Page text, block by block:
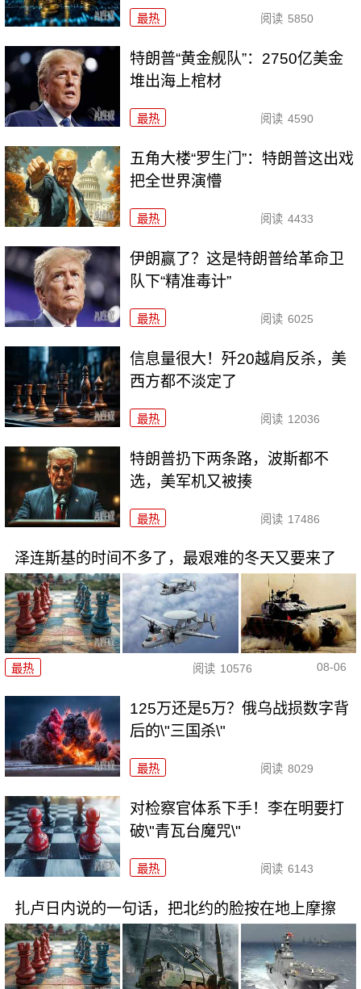
最热 阅读 5850
特朗普“黄金舰队”：2750亿美金
堆出海上棺材
最热 阅读 4590
五角大楼“罗生门”：特朗普这出戏
把全世界演懵
最热 阅读 4433
伊朗赢了？这是特朗普给革命卫
队下“精准毒计”
最热 阅读 6025
信息量很大！歼20越肩反杀，美
西方都不淡定了
最热 阅读 12036
特朗普扔下两条路，波斯都不
选，美军机又被揍
最热 阅读 17486
泽连斯基的时间不多了，最艰难的冬天又要来了
最热 阅读 10576 08-06
125万还是5万？俄乌战损数字背
后的\"三国杀\"
最热 阅读 8029
对检察官体系下手！李在明要打
破\"青瓦台魔咒\"
最热 阅读 6143
扎卢日内说的一句话，把北约的脸按在地上摩擦